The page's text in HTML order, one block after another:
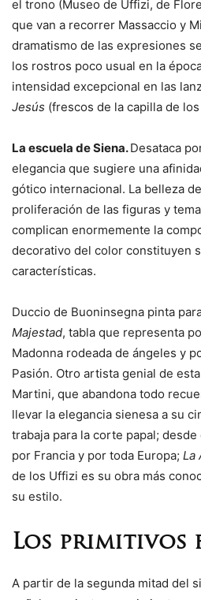
el trono (Museo de Uffizi, de
que van a recorrer Massaccio y
dramatismo de las expresiones
los rostros poco usual en la
intensidad excepcional en las
Jesús (frescos de la capilla de
La escuela de Siena.Desataca
elegancia que sugiere una
gótico internacional. La belleza
proliferación de las figuras y
complican enormemente la
decorativo del color constituyen
características.
Duccio de Buoninsegna pinta
Majestad, tabla que representa
Madonna rodeada de ángeles y
Pasión. Otro artista genial de
Martini, que abandona todo
llevar la elegancia sienesa a su
trabaja para la corte papal;
por Francia y por toda Europa; La
de los Uffizi es su obra más
su estilo.
Los primitivos
A partir de la segunda mitad del